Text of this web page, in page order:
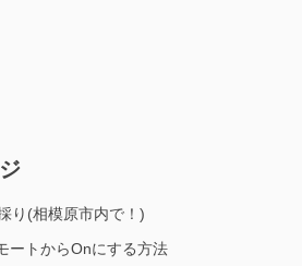
り(相模原市内で！)
ートからOnにする方法